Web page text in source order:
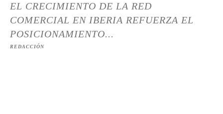
EL CRECIMIENTO DE LA RED
COMERCIAL EN IBERIA REFUERZA EL
POSICIONAMIENTO...
REDACCIÓN